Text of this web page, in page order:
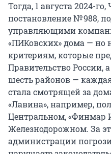
Тогда, 1 августа 2024-
постановление № 988,
управляющими
«ПИКовских» дома — но
критериям, которые
Правительство России,
шесть районов —
стала смотрящей за
«Лавина», например,
Центральном, «Финмар
Железнодорожном. За
администрации